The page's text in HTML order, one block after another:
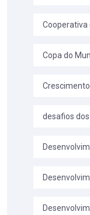
Cooperativa
Copa do
desafios